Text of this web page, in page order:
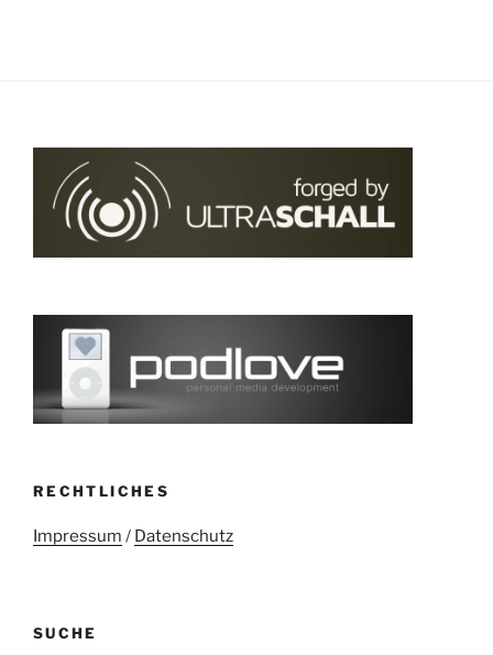
RECHTLICHES
Impressum / Datenschutz
SUCHE